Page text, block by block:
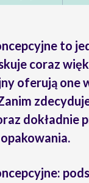
to
coraz
oferują one
dokładnie